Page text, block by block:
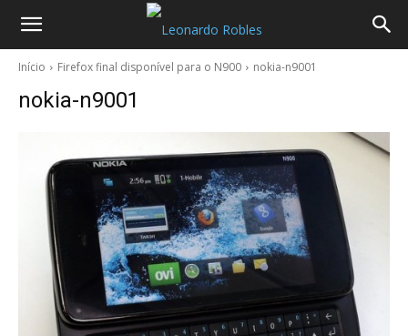
Início Firefox final disponível para o N900 nokia-n9001
nokia-n9001